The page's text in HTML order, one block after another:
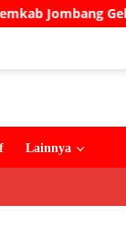
Porkab 2026
Lainnya